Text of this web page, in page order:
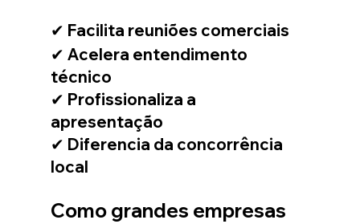
✔ Facilita reuniões comerciais
✔ Acelera entendimento
técnico
✔ Profissionaliza a
apresentação
✔ Diferencia da concorrência
local
Como grandes empresas